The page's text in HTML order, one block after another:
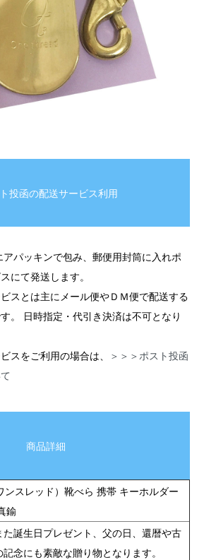
投函の配送サービス利用
パッキンで包み、郵便用封筒に入れポ
にて発送します。
スとは主にメール便やＤＭ便で配送する
。 日時指定・代引き決済は不可となり
スをご利用の場合は、
＞＞＞ポスト投函
商品詳細
スレッド）靴べら 携帯 キーホルダー
鍮
た誕生日プレゼント、父の日、還暦や古
念にも素敵な贈り物となります。